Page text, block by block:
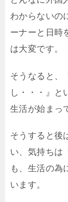
わからないの
ーナーと日時
は大変です。
そうなると、
し・・・』と
生活が始まっ
そうすると後
い、気持ちは
も、生活の為
います。